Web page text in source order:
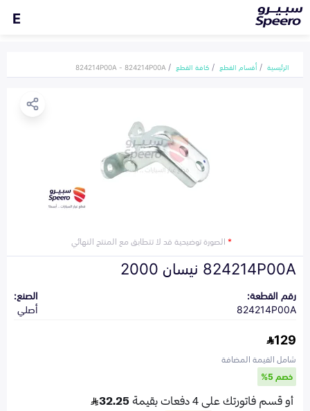
E
الرئيسية أقسام القطع كافة القطع 824214P00A - 824214P00A
*الصورة توضيحية قد لا تتطابق مع المنتج النهائي
824214P00A نيسان 2000
رقم القطعة:
824214P00A
الصنع:
أصلي
129
شامل القيمة المضافة
خصم 5%